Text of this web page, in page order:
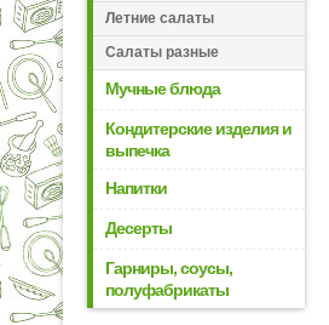
Летние салаты
Салаты разные
Мучные блюда
Кондитерские изделия и
выпечка
Напитки
Десерты
Гарниры, соусы,
полуфабрикаты